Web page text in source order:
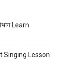
Learn
Singing Lesson